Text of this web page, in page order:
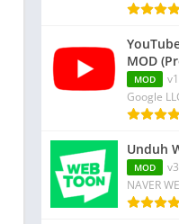
MOD
MOD
Google
Unduh
MOD
NAVER